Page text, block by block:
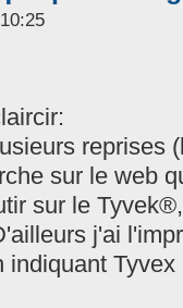
reprises
sur le web
sur le
j'ai